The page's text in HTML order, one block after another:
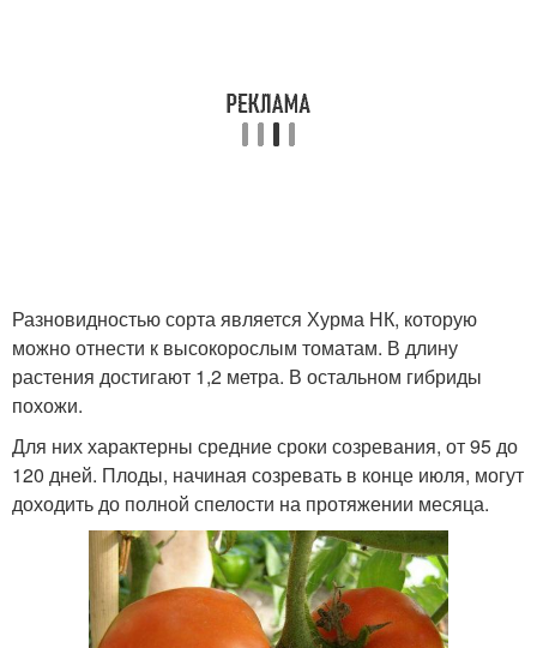
Разновидностью сорта является Хурма НК, которую
можно отнести к высокорослым томатам. В длину
растения достигают 1,2 метра. В остальном гибриды
похожи.
Для них характерны средние сроки созревания, от 95 до
120 дней. Плоды, начиная созревать в конце июля, могут
доходить до полной спелости на протяжении месяца.